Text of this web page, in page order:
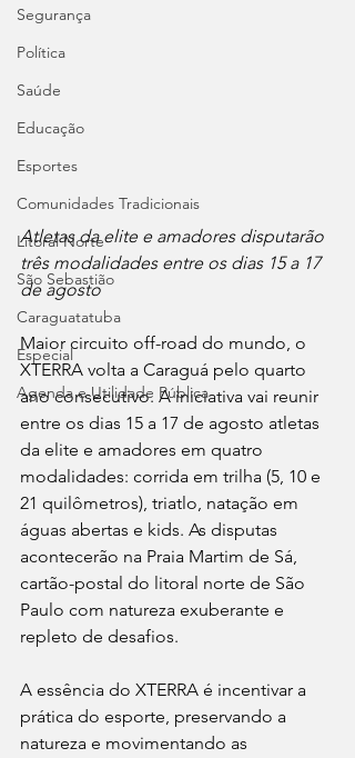
Segurança
Política
Saúde
Educação
Esportes
Comunidades Tradicionais
Litoral Norte
São Sebastião
Caraguatatuba
Especial
Agenda e Utilidade Pública
Atletas da elite e amadores disputarão
três modalidades entre os dias 15 a 17
de agosto
Maior circuito off-road do mundo, o
XTERRA volta a Caraguá pelo quarto
ano consecutivo. A iniciativa vai reunir
entre os dias 15 a 17 de agosto atletas
da elite e amadores em quatro
modalidades: corrida em trilha (5, 10 e
21 quilômetros), triatlo, natação em
águas abertas e kids. As disputas
acontecerão na Praia Martim de Sá,
cartão-postal do litoral norte de São
Paulo com natureza exuberante e
repleto de desafios.
A essência do XTERRA é incentivar a
prática do esporte, preservando a
natureza e movimentando as